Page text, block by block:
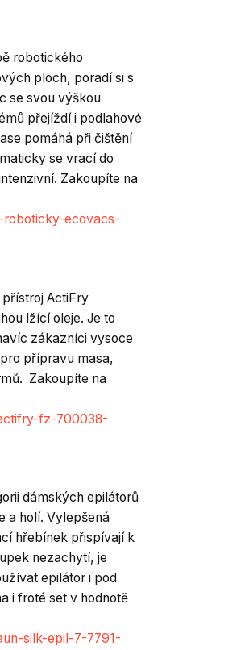
robotického
ploch, poradí si s
se svou výškou
přejíždí i podlahové
pomáhá při čištění
se vrací do
Zakoupíte na
ecovacs-
ActiFry
lžící oleje. Je to
zákazníci vysoce
přípravu masa,
Zakoupíte na
fz-700038-
dámských epilátorů
a holí. Vylepšená
hřebínek přispívají k
nezachytí, je
epilátor i pod
i froté set v hodnotě
silk-epil-7-7791-